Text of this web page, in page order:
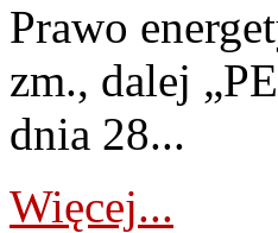
Prawo
zm., dalej
dnia 28...
Więcej...